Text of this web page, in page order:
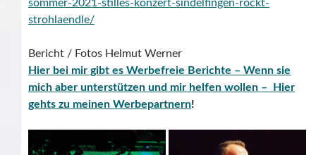
sommer-2021-stilles-konzert-sindelfingen-rockt-
strohlaendle/
Bericht / Fotos Helmut Werner
Hier bei mir gibt es Werbefreie Berichte – Wenn sie
mich aber unterstützen und mir helfen wollen – Hier
gehts zu meinen Werbepartnern!